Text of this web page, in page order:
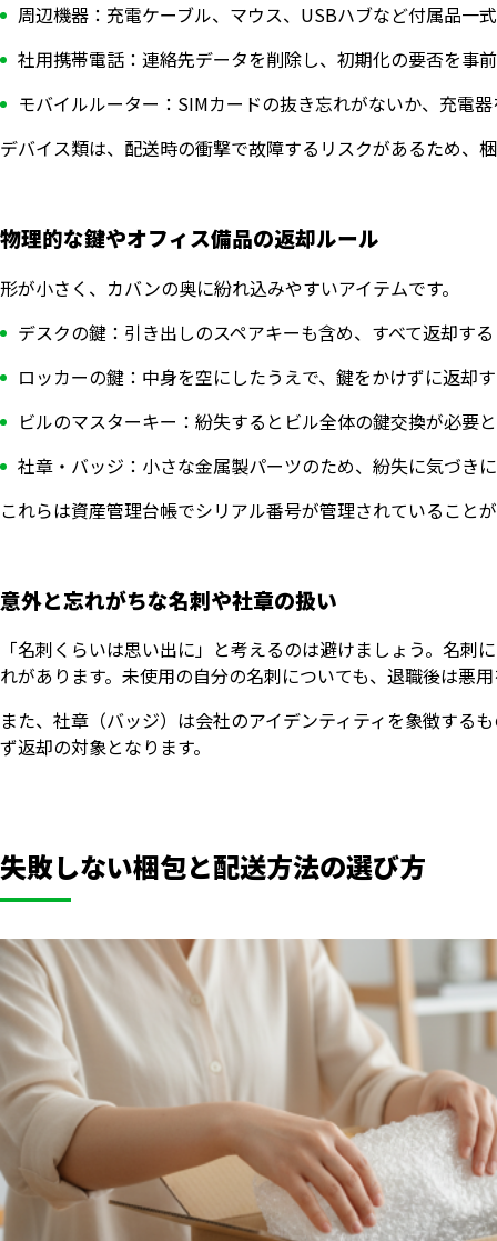
周辺機器：充電ケーブル、マウス、USBハブなど付属品一
社用携帯電話：連絡先データを削除し、初期化の要否を事
モバイルルーター：SIMカードの抜き忘れがないか、充電
デバイス類は、配送時の衝撃で故障するリスクがあるため、
物理的な鍵やオフィス備品の返却ルール
形が小さく、カバンの奥に紛れ込みやすいアイテムです。
デスクの鍵：引き出しのスペアキーも含め、すべて返却する
ロッカーの鍵：中身を空にしたうえで、鍵をかけずに返却
ビルのマスターキー：紛失するとビル全体の鍵交換が必要
社章・バッジ：小さな金属製パーツのため、紛失に気づき
これらは資産管理台帳でシリアル番号が管理されていること
意外と忘れがちな名刺や社章の扱い
「名刺くらいは思い出に」と考えるのは避けましょう。名
れがあります。未使用の自分の名刺についても、退職後は悪
また、社章（バッジ）は会社のアイデンティティを象徴する
ず返却の対象となります。
失敗しない梱包と配送方法の選び方